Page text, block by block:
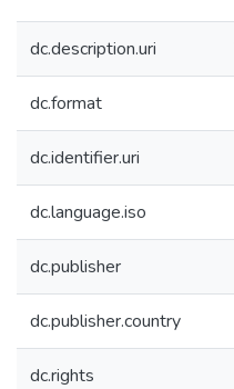
dc.description.uri
dc.format
dc.identifier.uri
dc.language.iso
dc.publisher
dc.publisher.country
dc.rights